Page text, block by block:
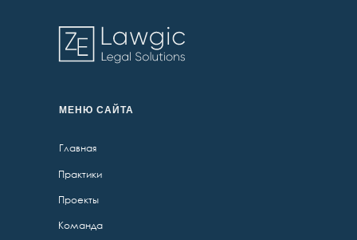
МЕНЮ САЙТА
Главная
Практики
Проекты
Команда